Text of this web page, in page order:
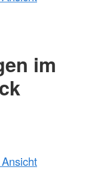
im